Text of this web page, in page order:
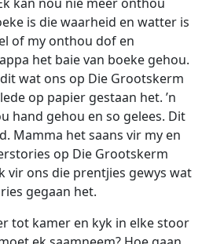
kan nou nie meer onthou
is die waarheid en watter is
of my onthou dof en
het baie van boeke gehou.
wat ons op Die Grootskerm
op papier gestaan het. ’n
hand gehou en so gelees. Dit
Mamma het saans vir my en
op Die Grootskerm
vir ons die prentjies gewys wat
gegaan het.
tot kamer en kyk in elke stoor